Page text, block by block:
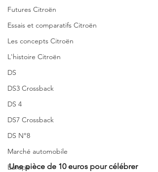
Futures Citroën
Essais et comparatifs Citroën
Les concepts Citroën
L'histoire Citroën
DS
DS3 Crossback
DS 4
DS7 Crossback
DS N°8
Marché automobile
Europe
Une pièce de 10 euros pour célébrer